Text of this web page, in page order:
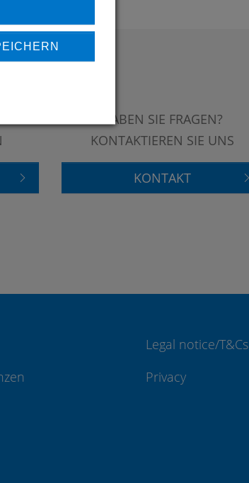
HABEN SIE FRAGEN?
KONTAKTIEREN SIE UNS
KONTAKT
Legal notice/T&Cs
Privacy